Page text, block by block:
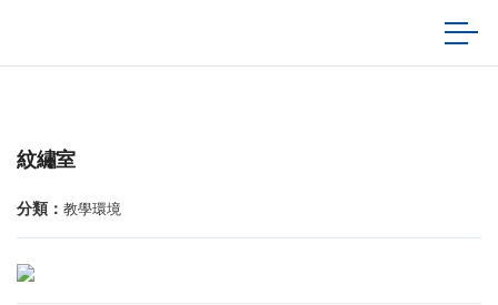
紋繡室
分類： 教學環境